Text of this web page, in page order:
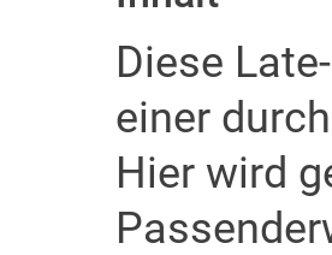
Diese
einer
Hier wird